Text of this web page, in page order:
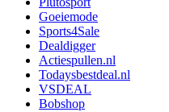
Goeiemode
Sports4Sale
Dealdigger
Actiespullen.nl
Todaysbestdeal.nl
VSDEAL
Bobshop